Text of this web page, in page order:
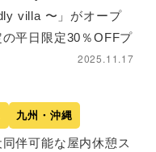
villa 〜」がオープ
の平日限定30％OFFプ
2025.11.17
九州・沖縄
同伴可能な屋内休憩ス